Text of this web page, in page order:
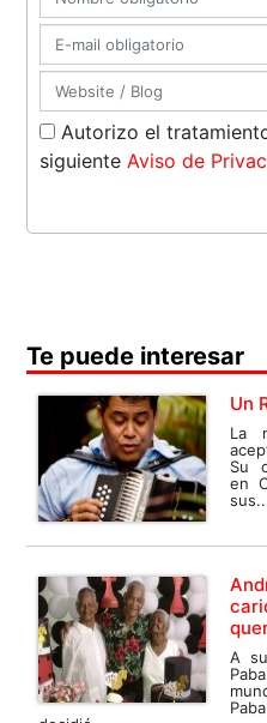
Autorizo el
siguienteAviso de
Te puede interesar
Un
La
Su
en
A